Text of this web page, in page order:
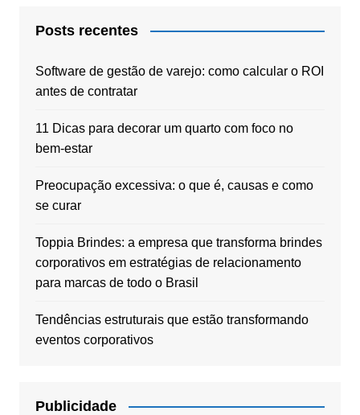
Posts recentes
Software de gestão de varejo: como calcular o ROI
antes de contratar
11 Dicas para decorar um quarto com foco no
bem-estar
Preocupação excessiva: o que é, causas e como
se curar
Toppia Brindes: a empresa que transforma brindes
corporativos em estratégias de relacionamento
para marcas de todo o Brasil
Tendências estruturais que estão transformando
eventos corporativos
Publicidade